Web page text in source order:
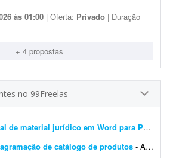
às 01:00 | Oferta: Privado | Duração
+ 4 propostas
no 99Freelas
Diagramação editorial de material jurídico em Word para PDF premium
de catálogo de produtos - A DistribuiBem, distribuidora de alimentos e produtos premium, está procurando um profissional de design editorial e diagramação para revisar, modernizar e manter nosso cat&aac...